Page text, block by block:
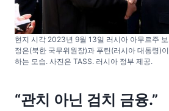
현지 시각 2023년 9월 13일 러시아 아무르주
정은(북한 국무위원장)과 푸틴(러시아 대통령)
하는 모습. 사진은 TASS. 러시아 정부 제공.
“관치 아닌 검치 금융.”